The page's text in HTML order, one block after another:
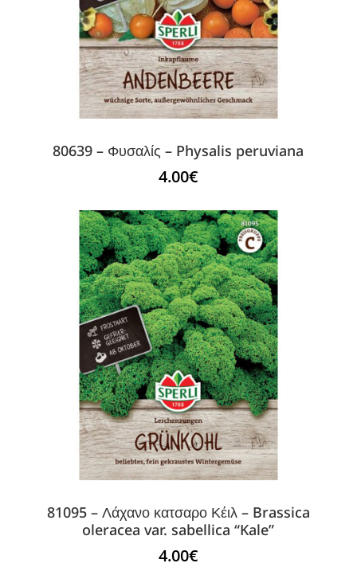
80639 – Φυσαλίς – Physalis peruviana
4.00€
81095 – Λάχανο κατσαρο Κέιλ – Brassica
oleracea var. sabellica “Kale”
4.00€